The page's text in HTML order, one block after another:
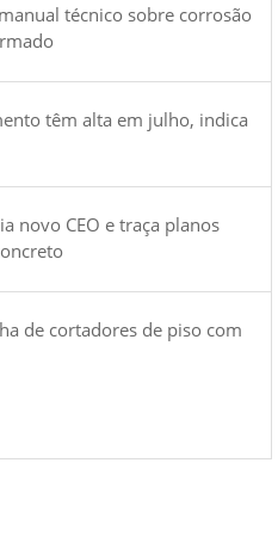
técnico sobre corrosão
têm alta em julho, indica
novo CEO e traça planos
de cortadores de piso com